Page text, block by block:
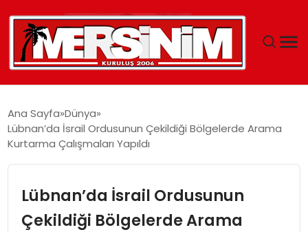
YAŞAM
Ana Sayfa Dünya
Lübnan’da İsrail Ordusunun Çekildiği Bölgelerde Arama
Kurtarma Çalışmaları Yapıldı
Lübnan’da İsrail Ordusunun
Çekildiği Bölgelerde Arama